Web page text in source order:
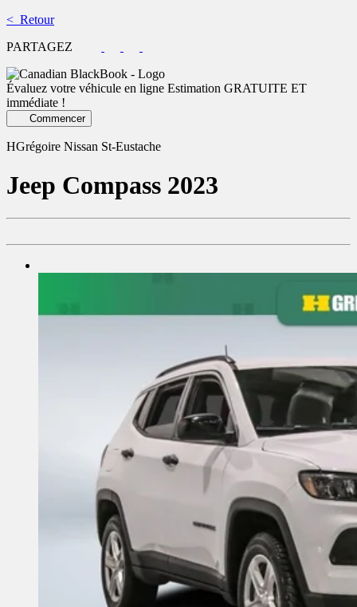
< Retour
PARTAGEZ
Évaluez votre véhicule en ligne Estimation GRATUITE ET
immédiate !
Commencer
HGrégoire Nissan St-Eustache
Jeep Compass 2023